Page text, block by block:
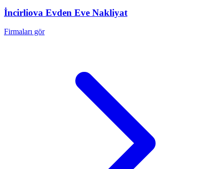
İncirliova Evden Eve Nakliyat
Firmaları gör